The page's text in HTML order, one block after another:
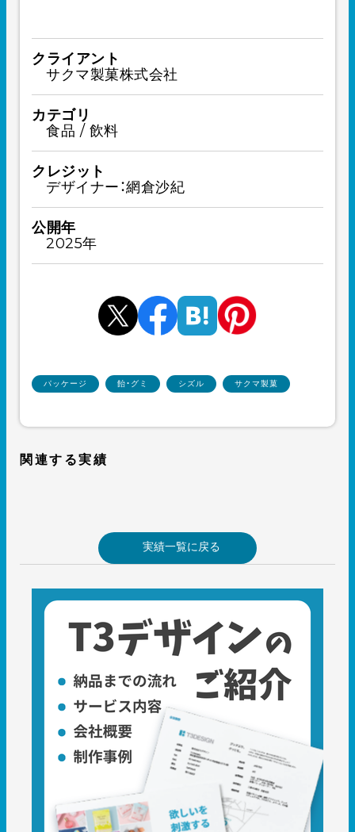
クライアント
サクマ製菓株式会社
カテゴリ
食品 / 飲料
クレジット
デザイナー：網倉沙紀
公開年
2025年
パッケージ 飴・グミ シズル サクマ製菓
関連する実績
実績一覧に戻る